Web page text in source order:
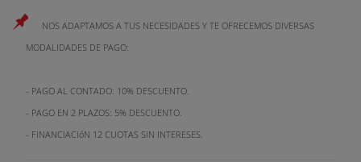
NOS ADAPTAMOS A TUS NECESIDADES Y TE OFRECEMOS DIVERSAS
MODALIDADES DE PAGO:
- PAGO AL CONTADO: 10% DESCUENTO.
- PAGO EN 2 PLAZOS: 5% DESCUENTO.
- FINANCIACIóN 12 CUOTAS SIN INTERESES.